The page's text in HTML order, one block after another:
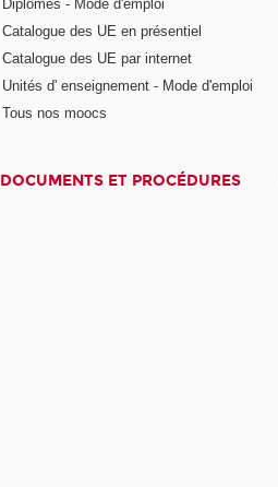
Diplômes - Mode d'emploi
Catalogue des UE en présentiel
Catalogue des UE par internet
Unités d' enseignement - Mode d'emploi
Tous nos moocs
DOCUMENTS ET PROCÉDURES